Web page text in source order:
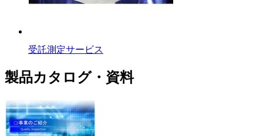
受託測定サービス
製品カタログ・資料